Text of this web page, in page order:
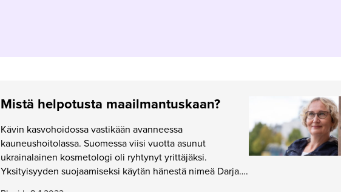
Mistä helpotusta maailmantuskaan?
Kävin kasvohoidossa vastikään avanneessa
kauneushoitolassa. Suomessa viisi vuotta asunut
ukrainalainen kosmetologi oli ryhtynyt yrittäjäksi.
Yksityisyyden suojaamiseksi käytän hänestä nimeä Darja….